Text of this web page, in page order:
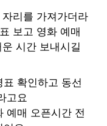
리를 가져가더라
보고 영화 예매
시간 보내시길
확인하고 동선
고요
예매 오픈시간 전